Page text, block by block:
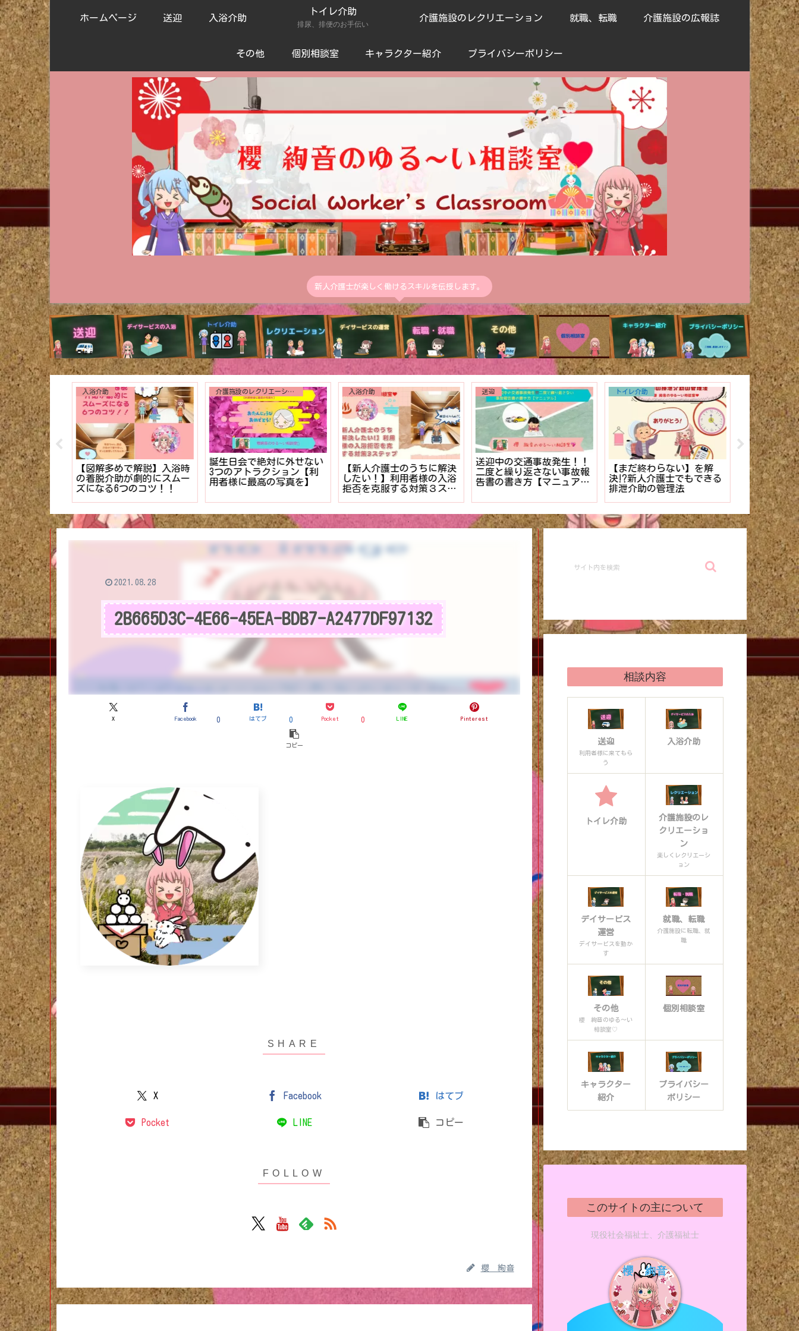
新人介護士が楽しく働けるスキルを伝授します。
ホームページ 送迎 入浴介助
トイレ介助
排尿、排便のお手伝い
介護施設のレクリエーション 就職、転職 介護施設の広報誌
その他 個別相談室 キャラクター紹介 プライバシーポリシー
新米編集長
まれる介護
のテクニッ
入浴介助
【図解多めで解説】入浴時
の着脱介助が劇的にスムー
ズになる6つのコツ！！
介護施設のレクリエーション
誕生日会で絶対に外せない
3つのアトラクション【利
用者様に最高の写真を】
入浴介助
【新人介護士のうちに解決
したい！】利用者様の入浴
拒否を克服する対策３ステ
送迎
送迎中の交通事故発生！！
二度と繰り返さない事故報
告書の書き方【マニュア
トイレ介助
【まだ終わらない】を解
決⁉︎新人介護士でもできる
排泄介助の管理法
その他
介護施設の
き方。【マ
2B665D3C-4E66-45EA-BDB7-A2477DF97132
X Facebook 0 はてブ 0 Pocket 0 LINE Pinterest
コピー
2021.08.28
X Facebook はてブ
Pocket LINE コピー
櫻 絢音
相談内容
送迎
利用者様に来てもら
う
入浴介助
トイレ介助
介護施設のレ
クリエーショ
ン
楽しくレクリエーシ
ョン
デイサービス
運営
デイサービスを動か
す
就職、転職
介護施設に転職、就
職
その他
櫻 絢音のゆる〜い
相談室♡
個別相談室
キャラクター
紹介
プライバシー
ポリシー
このサイトの主について
現役社会福祉士、介護福祉士
櫻 絢音